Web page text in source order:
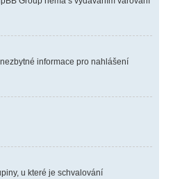
informace pro nahlášení
u které je schvalování